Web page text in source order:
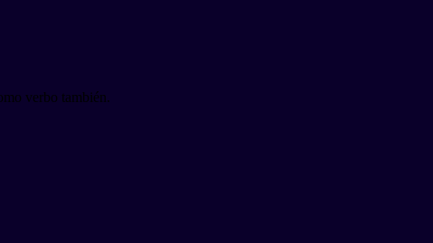
verbo también.